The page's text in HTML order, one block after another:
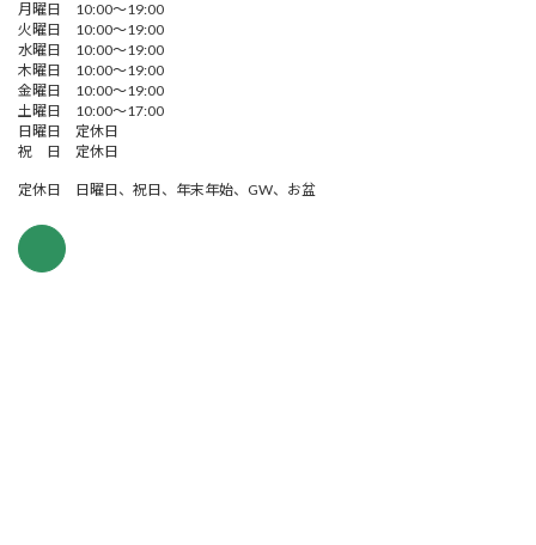
月曜日 10:00～19:00
火曜日 10:00～19:00
水曜日 10:00～19:00
木曜日 10:00～19:00
金曜日 10:00～19:00
土曜日 10:00～17:00
日曜日 定休日
祝 日 定休日
定休日 日曜日、祝日、年末年始、GW、お盆